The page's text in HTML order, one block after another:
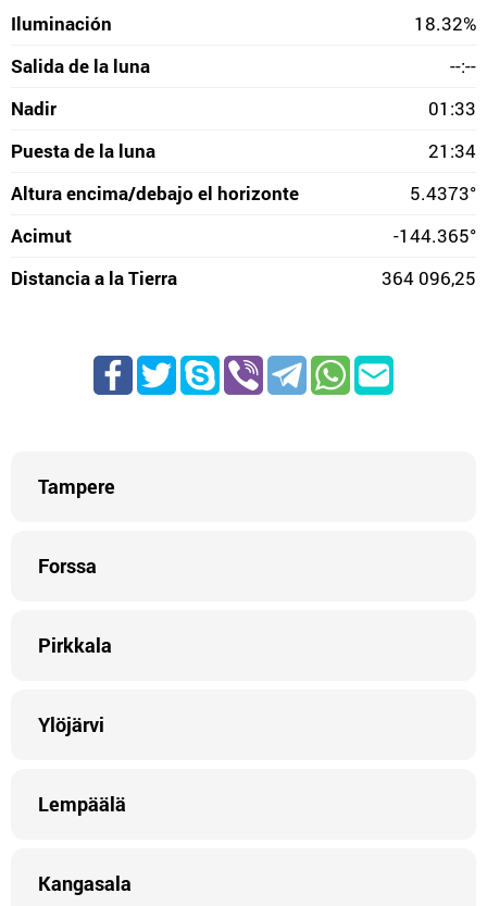
Iluminación
18.32%
Salida de la luna
--:--
Nadir
01:33
Puesta de la luna
21:34
Altura encima/debajo el horizonte
5.4373°
Acimut
-144.365°
Distancia a la Tierra
364 096,25
Tampere
Forssa
Pirkkala
Ylöjärvi
Lempäälä
Kangasala